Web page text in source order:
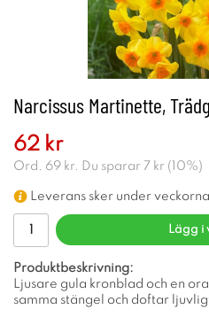
Narcissus Martinette,
62 kr
Ord. 69 kr. Du sparar 7 kr ( 10%)
Leverans sker under
Lägg i
Produktbeskrivning:
Ljusare gula kronblad och en
samma stängel och doftar